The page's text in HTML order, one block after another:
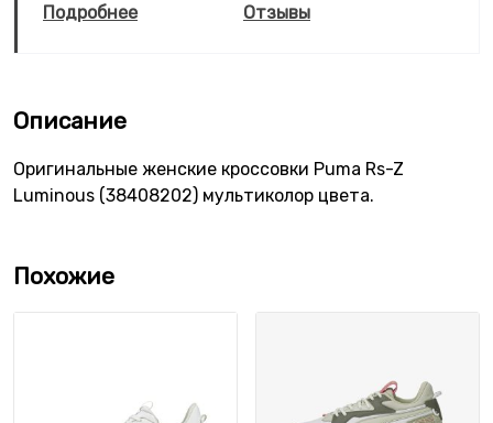
Подробнее Отзывы
Описание
Оригинальные женские кроссовки Puma Rs-Z
Luminous (38408202) мультиколор цвета.
Похожие